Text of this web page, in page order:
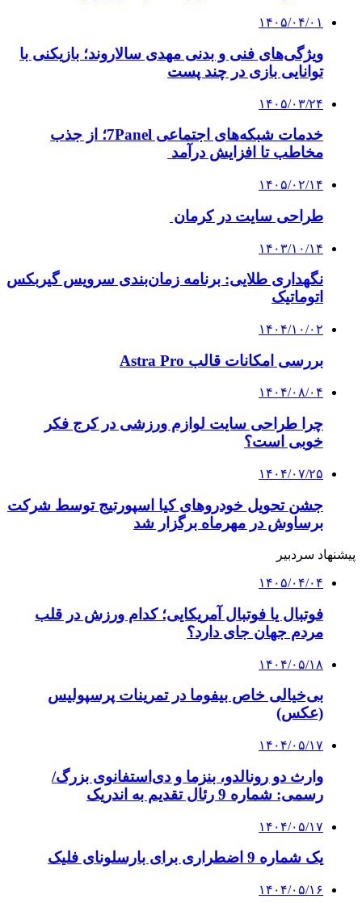
۱۴۰۵/۰۴/۰۱
ویژگی‌های فنی و بدنی مهدی سالاروند؛ بازیکنی با
توانایی بازی در چند پست
۱۴۰۵/۰۳/۲۴
خدمات شبکه‌های اجتماعی 7Panel؛ از جذب
مخاطب تا افزایش درآمد
۱۴۰۵/۰۲/۱۴
طراحی سایت در کرمان
۱۴۰۳/۱۰/۱۴
نگهداری طلایی: برنامه زمان‌بندی سرویس گیربکس
اتوماتیک
۱۴۰۴/۱۰/۰۲
بررسی امکانات قالب Astra Pro
۱۴۰۴/۰۸/۰۴
چرا طراحی سایت لوازم ورزشی در کرج فکر
خوبی است؟
۱۴۰۴/۰۷/۲۵
جشن تحویل خودروهای کیا اسپورتیج توسط شرکت
برساوش در مهرماه برگزار شد
پیشنهاد سردبیر
۱۴۰۵/۰۴/۰۴
فوتبال یا فوتبال آمریکایی؛ کدام ورزش در قلب
مردم جهان جای دارد؟
۱۴۰۴/۰۵/۱۸
بی‌خیالی خاص بیفوما در تمرینات پرسپولیس
(عکس)
۱۴۰۴/۰۵/۱۷
وارث دو رونالدو، بنزما و دی‌استفانوی بزرگ/
رسمی: شماره 9 رئال تقدیم به اندریک
۱۴۰۴/۰۵/۱۷
یک شماره 9 اضطراری برای بارسلونای فلیک
۱۴۰۴/۰۵/۱۶